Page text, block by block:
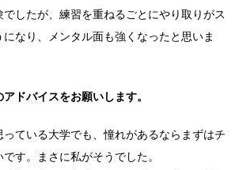
したが、練習を重ねるごとにやり取りがス
になり、メンタル面も強くなったと思いま
ドバイスをお願いします。
ている大学でも、憧れがあるならまずはチ
す。まさに私がそうでした。